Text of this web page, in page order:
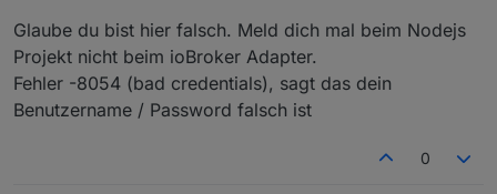
Vielen dank im vorraus
Glaube du bist hier falsch. Meld dich mal beim Nodejs
Projekt nicht beim ioBroker Adapter.
Fehler -8054 (bad credentials), sagt das dein
Benutzername / Password falsch ist
0